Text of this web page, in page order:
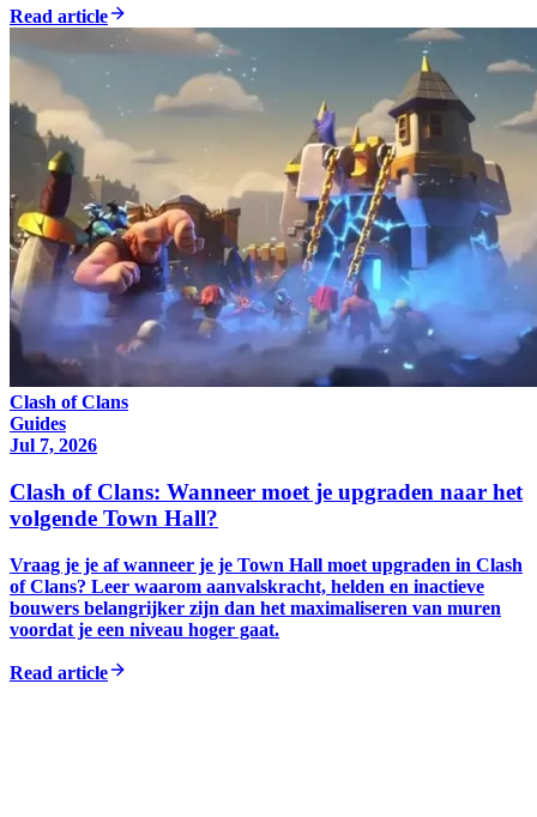
Read article
Clash of Clans
Guides
Jul 7, 2026
Clash of Clans: Wanneer moet je upgraden naar het
volgende Town Hall?
Vraag je je af wanneer je je Town Hall moet upgraden in Clash
of Clans? Leer waarom aanvalskracht, helden en inactieve
bouwers belangrijker zijn dan het maximaliseren van muren
voordat je een niveau hoger gaat.
Read article